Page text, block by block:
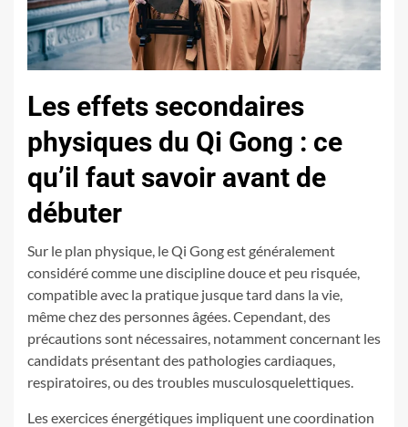
Les effets secondaires
physiques du Qi Gong : ce
qu’il faut savoir avant de
débuter
Sur le plan physique, le Qi Gong est généralement
considéré comme une discipline douce et peu risquée,
compatible avec la pratique jusque tard dans la vie,
même chez des personnes âgées. Cependant, des
précautions sont nécessaires, notamment concernant les
candidats présentant des pathologies cardiaques,
respiratoires, ou des troubles musculosquelettiques.
Les exercices énergétiques impliquent une coordination